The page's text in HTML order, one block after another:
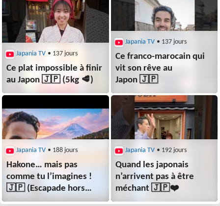
Japania TV • 137 jours
Ce plat impossible à finir
au Japon 🇯🇵 (5kg 🥩)
Japania TV • 137 jours
Ce franco-marocain qui
vit son rêve au
Japon 🇯🇵
Japania TV • 188 jours
Hakone… mais pas
comme tu l’imagines !
🇯🇵 (Escapade hors
de Tokyo)
Japania TV • 192 jours
Quand les japonais
n’arrivent pas à être
méchant 🇯🇵❤️